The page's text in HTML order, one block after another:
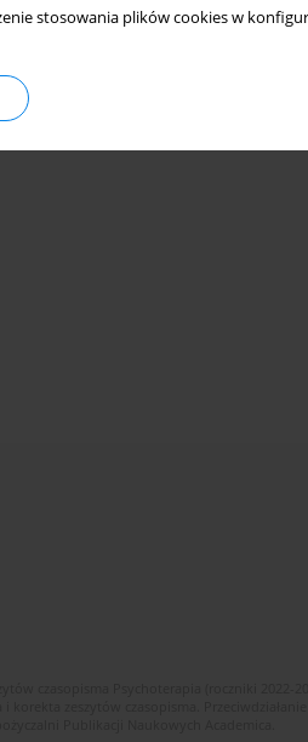
stosowania plików cookies w